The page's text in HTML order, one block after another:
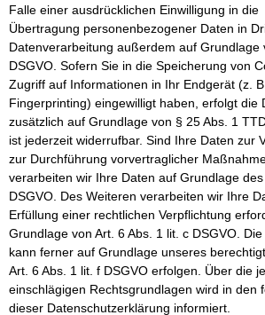
Falle einer ausdrücklichen Einwilligung in die
Übertragung personenbezogener Daten in
Datenverarbeitung außerdem auf Grundlage
DSGVO. Sofern Sie in die Speicherung von
Zugriff auf Informationen in Ihr Endgerät (z.
Fingerprinting) eingewilligt haben, erfolgt die
zusätzlich auf Grundlage von § 25 Abs. 1
ist jederzeit widerrufbar. Sind Ihre Daten zur
zur Durchführung vorvertraglicher
verarbeiten wir Ihre Daten auf Grundlage
DSGVO. Des Weiteren verarbeiten wir Ihre
Erfüllung einer rechtlichen Verpflichtung
Grundlage von Art. 6 Abs. 1 lit. c DSGVO.
kann ferner auf Grundlage unseres
Art. 6 Abs. 1 lit. f DSGVO erfolgen. Über die
einschlägigen Rechtsgrundlagen wird in den
dieser Datenschutzerklärung informiert.